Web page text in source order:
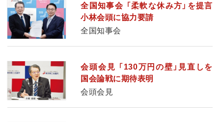
全国知事会 「柔軟な休み方」を提言
小林会頭に協力要請
全国知事会
会頭会見 「130万円の壁」見直しを
国会論戦に期待表明
会頭会見